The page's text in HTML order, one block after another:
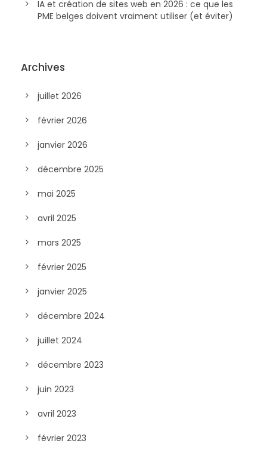
IA et création de sites web en 2026 : ce que les
PME belges doivent vraiment utiliser (et éviter)
Archives
juillet 2026
février 2026
janvier 2026
décembre 2025
mai 2025
avril 2025
mars 2025
février 2025
janvier 2025
décembre 2024
juillet 2024
décembre 2023
juin 2023
avril 2023
février 2023